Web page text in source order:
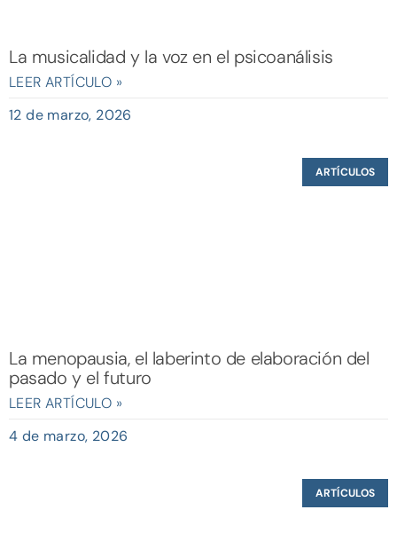
La musicalidad y la voz en el psicoanálisis
LEER ARTÍCULO »
12 de marzo, 2026
ARTÍCULOS
La menopausia, el laberinto de elaboración del
pasado y el futuro
LEER ARTÍCULO »
4 de marzo, 2026
ARTÍCULOS